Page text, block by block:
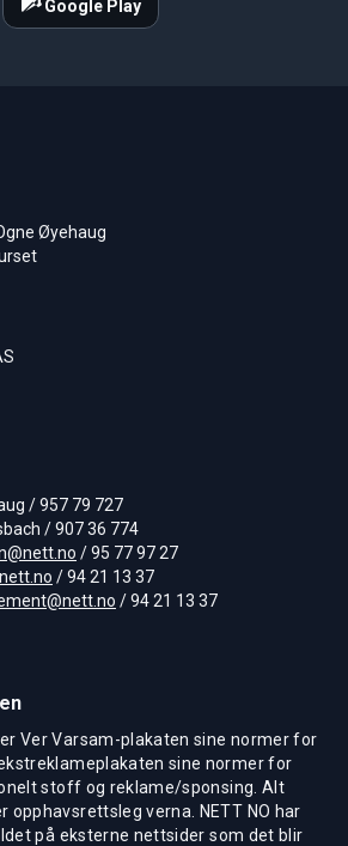
Google Play
Øyehaug
/ 957 79 727
/ 907 36 774
/ 95 77 97 27
/ 94 21 13 37
/ 94 21 13 37
Ver Varsam-plakaten sine normer for
sine normer for
stoff og reklame/sponsing. Alt
opphavsrettsleg verna. NETT NO har
på eksterne nettsider som det blir